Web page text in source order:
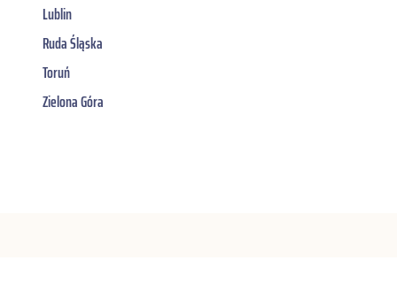
Lublin
Ruda Śląska
Toruń
Zielona Góra